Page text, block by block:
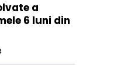
a
6 luni din